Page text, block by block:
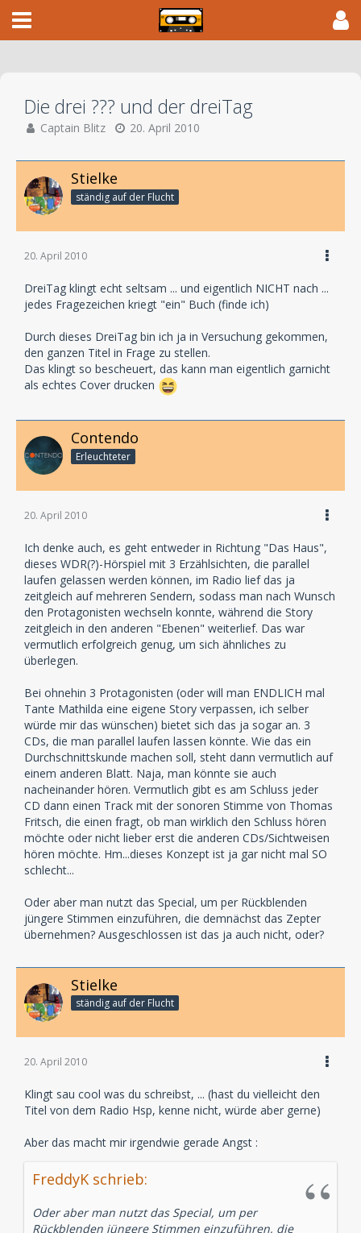
Die drei ??? und der dreiTag
Captain Blitz 20. April 2010
Stielke
ständig auf der Flucht
20. April 2010
DreiTag klingt echt seltsam ... und eigentlich NICHT nach ...
jedes Fragezeichen kriegt "ein" Buch (finde ich)
Durch dieses DreiTag bin ich ja in Versuchung gekommen,
den ganzen Titel in Frage zu stellen.
Das klingt so bescheuert, das kann man eigentlich garnicht
als echtes Cover drucken
Contendo
Erleuchteter
20. April 2010
Ich denke auch, es geht entweder in Richtung "Das Haus",
dieses WDR(?)-Hörspiel mit 3 Erzählsichten, die parallel
laufen gelassen werden können, im Radio lief das ja
zeitgleich auf mehreren Sendern, sodass man nach Wunsch
den Protagonisten wechseln konnte, während die Story
zeitgleich in den anderen "Ebenen" weiterlief. Das war
vermutlich erfolgreich genug, um sich ähnliches zu
überlegen.
Bei ohnehin 3 Protagonisten (oder will man ENDLICH mal
Tante Mathilda eine eigene Story verpassen, ich selber
würde mir das wünschen) bietet sich das ja sogar an. 3
CDs, die man parallel laufen lassen könnte. Wie das ein
Durchschnittskunde machen soll, steht dann vermutlich auf
einem anderen Blatt. Naja, man könnte sie auch
nacheinander hören. Vermutlich gibt es am Schluss jeder
CD dann einen Track mit der sonoren Stimme von Thomas
Fritsch, die einen fragt, ob man wirklich den Schluss hören
möchte oder nicht lieber erst die anderen CDs/Sichtweisen
hören möchte. Hm...dieses Konzept ist ja gar nicht mal SO
schlecht...
Oder aber man nutzt das Special, um per Rückblenden
jüngere Stimmen einzuführen, die demnächst das Zepter
übernehmen? Ausgeschlossen ist das ja auch nicht, oder?
Stielke
ständig auf der Flucht
20. April 2010
Klingt sau cool was du schreibst, ... (hast du vielleicht den
Titel von dem Radio Hsp, kenne nicht, würde aber gerne)
Aber das macht mir irgendwie gerade Angst :
FreddyK schrieb:
Oder aber man nutzt das Special, um per
Rückblenden jüngere Stimmen einzuführen, die